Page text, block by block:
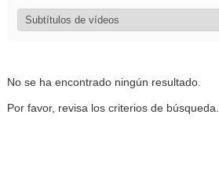
No se ha encontrado ningún resultado.
Por favor, revisa los criterios de búsqueda.